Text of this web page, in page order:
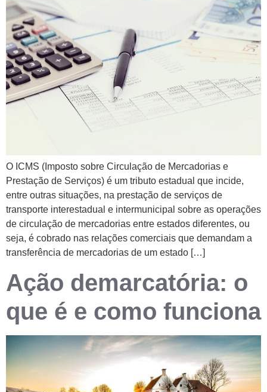
O ICMS (Imposto sobre Circulação de Mercadorias e
Prestação de Serviços) é um tributo estadual que incide,
entre outras situações, na prestação de serviços de
transporte interestadual e intermunicipal sobre as operações
de circulação de mercadorias entre estados diferentes, ou
seja, é cobrado nas relações comerciais que demandam a
transferência de mercadorias de um estado […]
Ação demarcatória: o
que é e como funciona